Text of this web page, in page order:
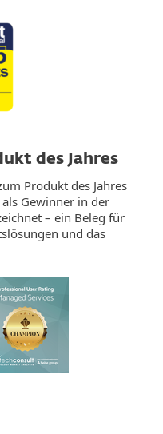
des Jahres
Produkt des Jahres
Gewinner in der
– ein Beleg für
und das